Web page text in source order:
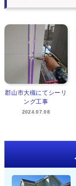
郡山市大槻にてシーリ
ング工事
2024.07.08